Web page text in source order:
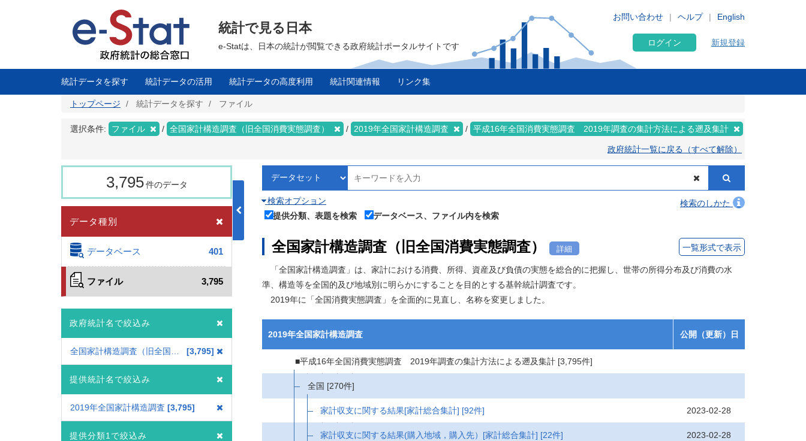
に
English
お問い合わせ ヘルプ
統計で見る日本
e-Statは、日本の統計が閲覧できる政府統計ポータルサイトです ログイン 新規登録
統計データを探す 統計データの活用 統計データの高度利用 統計関連情報 リンク集
トップページ 統計データを探す ファイル
選択条件: ファイル 全国家計構造調査（旧全国消費実態調査） 2019年全国家計構造調査 平成16年全国消費実態調査 2019年調査の集計方法による遡及集計
政府統計一覧に戻る（すべて解除）
3,795 件のデータ
データ種別
データベース 401
ファイル 3,795
政府統計名で絞込み
3,795
提供統計名で絞込み
2019年全国家計構造調査 3,795
提供分類1で絞込み
検索オプション
検索のしかた
提供分類、表題を検索
データベース、ファイル内を検索
全国家計構造調査（旧全国消費実態調査） 詳細 一覧形式で表示
「全国家計構造調査」は、家計における消費、所得、資産及び負債の実態を総合的に把握し、世帯の所得分布及び消費の水
準、構造等を全国的及び地域別に明らかにすることを目的とする基幹統計調査です。
2019年に「全国消費実態調査」を全面的に見直し、名称を変更しました。
2019年全国家計構造調査 公開（更新）日
■平成16年全国消費実態調査 2019年調査の集計方法による遡及集計 [3,795件]
全国 [270件]
家計収支に関する結果[家計総合集計] [92件] 2023-02-28
家計収支に関する結果(購入地域，購入先）[家計総合集計] [22件] 2023-02-28